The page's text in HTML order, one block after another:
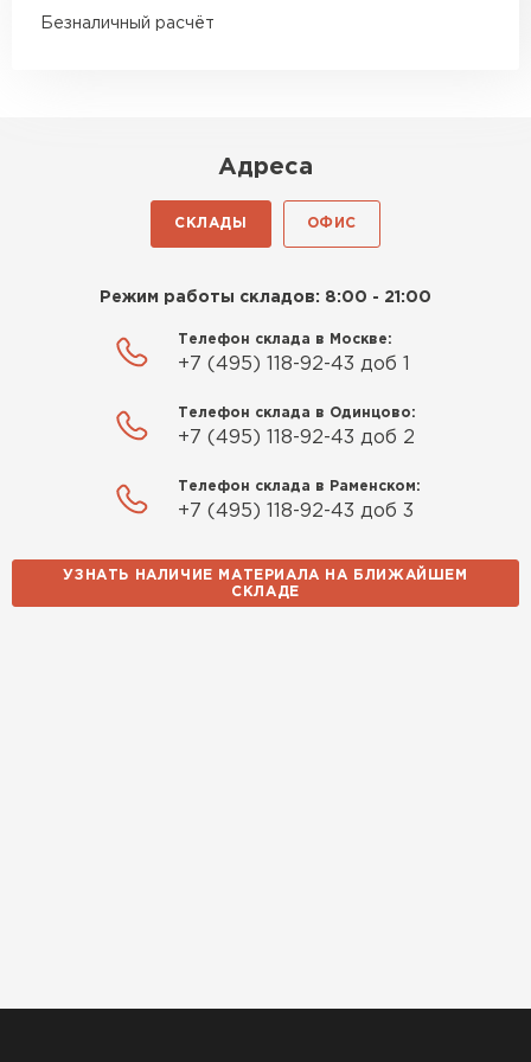
подрезке ощутимая
Газобетон нормальный, не крошится. Работать
удобно, швы получаются аккуратные. Свою
Евгений Фомин
29.09.2025
бюрократии. Всё чётко по договорённости.
Павел Корнеев
14.10.2025
Использовали для строительства гаража и
Безналичный расчёт
Адреса
СКЛАДЫ ОФИС
Режим работы складов: 8:00 - 21:00
Телефон склада в Москве:
+7 (495) 118-92-43 доб 1
Телефон склада в Одинцово:
+7 (495) 118-92-43 доб 2
Телефон склада в Раменском:
+7 (495) 118-92-43 доб 3
УЗНАТЬ НАЛИЧИЕ МАТЕРИАЛА НА БЛИЖАЙШЕМ
СКЛАДЕ